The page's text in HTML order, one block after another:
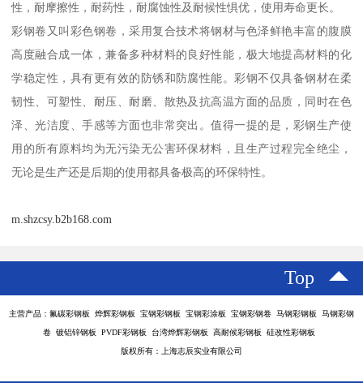
性，耐摩擦性，耐药性，耐腐蚀性及耐候性惧优，使用寿命更长。
彩钢卷又叫彩色钢卷，采用复合技术将钢材与色泽鲜艳丰富的腹膜
高度融合成一体，兼备多种材料的良好性能，极大地提高材料的化
学稳定性，具有更有效的防锈和防腐性能。彩钢不仅具备钢材在柔
韧性、可塑性、耐压、耐磨、散热及抗高温方面的品质，同时在色
泽、光洁度、手感等方面也非常突出。值得一提的是，彩钢生产使
用的所有原料均为无污染无公害环保材料，且生产过程完全绝尘，
无论是生产还是后期的使用都具备极高的环保特性。
m.shzcsy.b2b168.com
Top
主营产品：氟碳彩钢板 烨辉彩钢板 宝钢彩钢板 宝钢彩涂板 宝钢彩钢卷 马钢彩钢板 马钢彩钢
卷 镀铝锌钢板 PVDF彩钢板 台湾烨辉彩钢板 高耐候彩钢板 硅改性彩钢板
版权所有：上海志辰实业有限公司